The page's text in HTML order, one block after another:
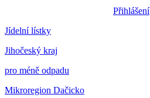
Přihlášení
Jídelní lístky
Jihočeský kraj
pro méně odpadu
Mikroregion Dačicko